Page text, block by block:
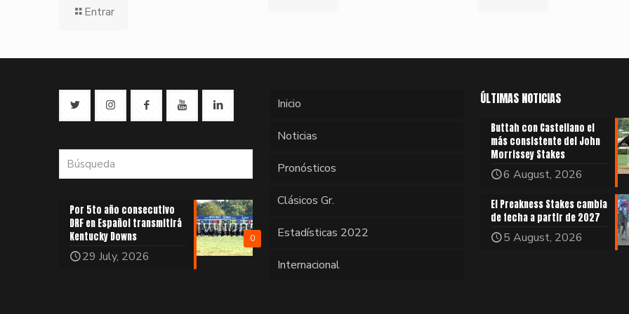
Entrar
0
Por 5to año consecutivo
DRF en Español transmitirá
Kentucky Downs
29 July, 2026
Inicio
Noticias
Pronósticos
Clásicos Gr.
Estadísticas 2022
Internacional
ÚLTIMAS NOTICIAS
Buttah con Castellano el
más consistente del John
Morrissey Stakes
6 August, 2026
El Preakness Stakes cambia
de fecha a partir de 2027
5 August, 2026